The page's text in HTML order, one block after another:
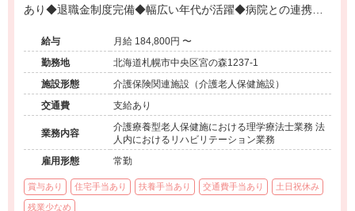
あり◆退職金制度完備◆幅広い年代が活躍◆病院との連携で
給与
月給 184,800円 〜
勤務地
北海道札幌市中央区宮の森1237-1
施設形態
介護保険関連施設（介護老人保健施設）
交通費
支給あり
業務内容
介護療養型老人保健施における理学療法士業務 法
人内におけるリハビリテーション業務
雇用形態
常勤
賞与あり 住宅手当あり 扶養手当あり 交通費手当あり 土日祝休み
残業少なめ